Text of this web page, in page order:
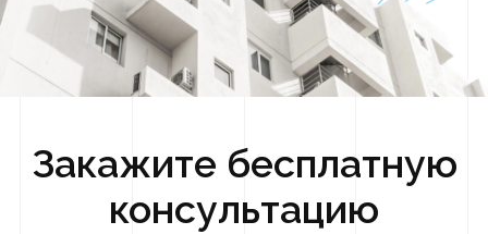
Закажите бесплатную
консультацию